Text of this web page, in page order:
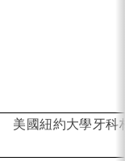
美國紐約大學牙科材